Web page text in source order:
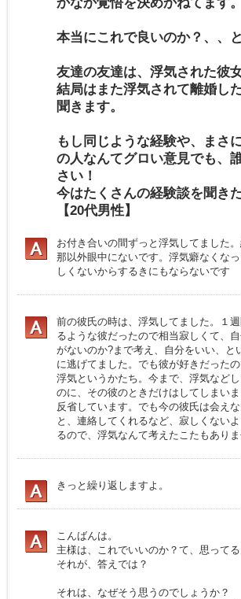
本当にこれで良いのか？、、と
友達の友達は、浮気された彼
結局はまた浮気されて離婚し
聞きます。
もし同じような経験や、まさ
の人なんてグロい意見でも、
さい！
今はたくさんの経験談を聞きた
【20代男性】
お付き合いの間ずっと浮気してました
那以外眼中にないです。浮気癖なくな
しくないからするきにもならないです
前の彼氏の時は、浮気してました。１
るような彼だったので相当寂しくて、
がないのか?まで考え、自分をいい、と
に逃げてました。でも彼が好きだったの
浮気というかたち。今まで、浮気など
のに、その彼のときだけはしてしまいま
反省しています。でも今の彼氏は会え
と、連絡してくれるなど、寂しくない
るので、浮気なんて考えたこたもありま
きっと繰り返しますよ。
こんばんは。
主様は、これでいいのか？て、思って
それが、答えでは？
それは、なぜそう思うのでしょうか？